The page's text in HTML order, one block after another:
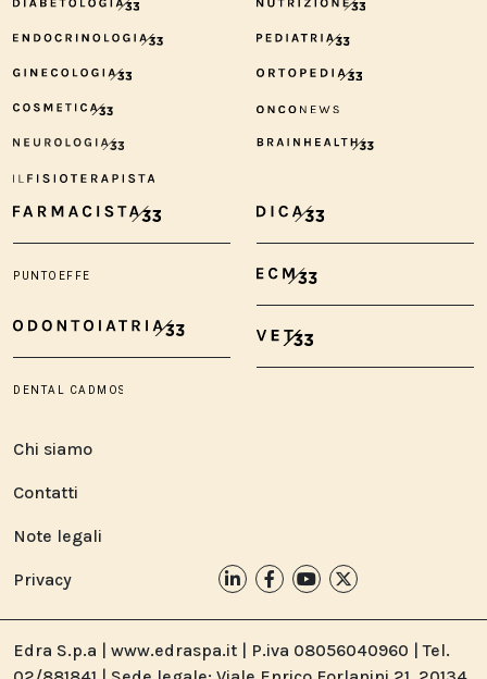
Chi siamo
Contatti
Note legali
Privacy
Edra S.p.a | www.edraspa.it | P.iva 08056040960 | Tel.